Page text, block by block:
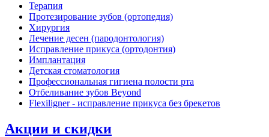
Терапия
Протезирование зубов (ортопедия)
Хирургия
Лечение десен (пародонтология)
Исправление прикуса (ортодонтия)
Имплантация
Детская стоматология
Профессиональная гигиена полости рта
Отбеливание зубов Beyond
Flexiligner - исправление прикуса без брекетов
Акции и скидки